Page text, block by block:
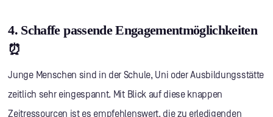
4. Schaffe passende Engagementmöglichkeiten
⏰
Junge Menschen sind in der Schule, Uni oder Ausbildungsstätte
zeitlich sehr eingespannt. Mit Blick auf diese knappen
Zeitressourcen ist es empfehlenswert, die zu erledigenden